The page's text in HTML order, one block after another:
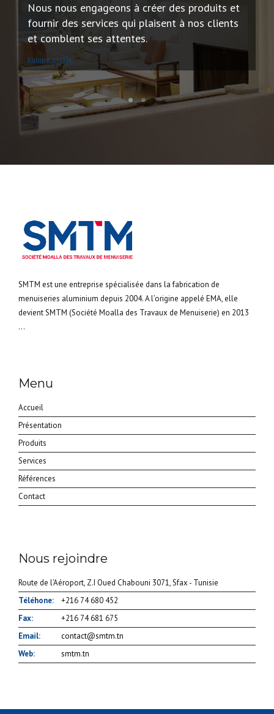
Nous nous engageons à créer des produits et
fournir des services qui plaisent à nos clients
et comblent ses attentes.
Equipe SMTM
SMTM est une entreprise spécialisée dans la fabrication de
menuiseries aluminium depuis 2004. A l’origine appelé EMA, elle
devient SMTM (Société Moalla des Travaux de Menuiserie) en 2013
...
Menu
Accueil
Présentation
Produits
Services
Références
Contact
Nous rejoindre
Route de l’Aéroport, Z.I Oued Chabouni 3071, Sfax - Tunisie
Téléhone:
+216 74 680 452
Fax:
+216 74 681 675
Email:
contact@smtm.tn
Web:
smtm.tn